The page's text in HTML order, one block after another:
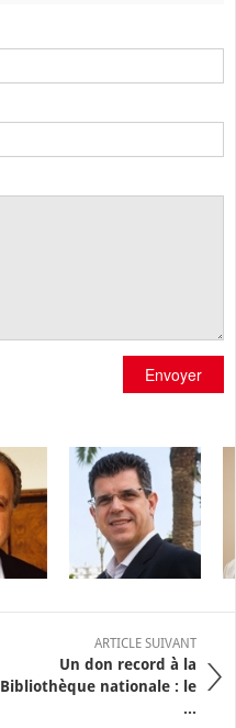
Envoyer
ARTICLE SUIVANT
Un don record à la
Bibliothèque nationale : le
...